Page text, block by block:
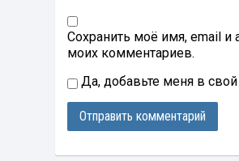
Сохранить моё имя, email и
моих комментариев.
Да, добавьте меня в